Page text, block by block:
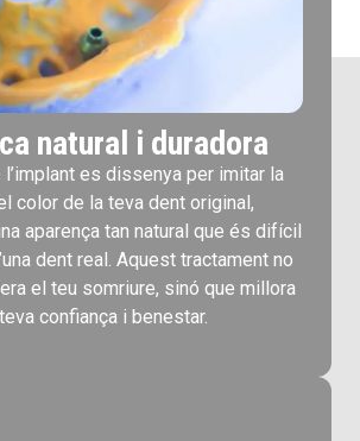
natural i duradora
l’implant es dissenya per imitar la
color de la teva dent original,
aparença tan natural que és difícil
dent real. Aquest tractament no
el teu somriure, sinó que millora
confiança i benestar.